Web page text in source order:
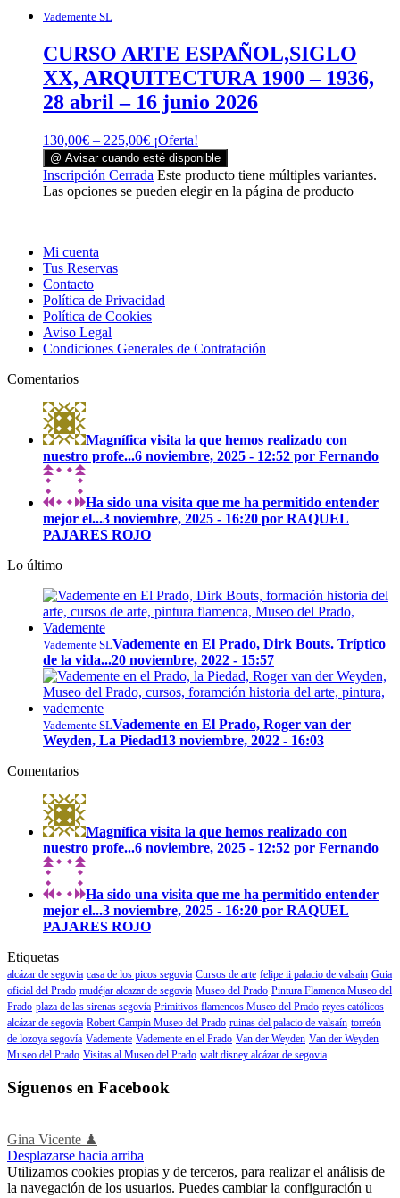
Vademente SL
CURSO ARTE ESPAÑOL,SIGLO
XX, ARQUITECTURA 1900 – 1936,
28 abril – 16 junio 2026
130,00€ – 225,00€ ¡Oferta!
@ Avisar cuando esté disponible
Inscripción Cerrada Este producto tiene múltiples variantes.
Las opciones se pueden elegir en la página de producto
Mi cuenta
Tus Reservas
Contacto
Política de Privacidad
Política de Cookies
Aviso Legal
Condiciones Generales de Contratación
Comentarios
Magnífica visita la que hemos realizado con
nuestro profe...6 noviembre, 2025 - 12:52 por Fernando
Ha sido una visita que me ha permitido entender
mejor el...3 noviembre, 2025 - 16:20 por RAQUEL
PAJARES ROJO
Lo último
Vademente SLVademente en El Prado, Dirk Bouts. Tríptico
de la vida...20 noviembre, 2022 - 15:57
Vademente SLVademente en El Prado, Roger van der
Weyden, La Piedad13 noviembre, 2022 - 16:03
Comentarios
Magnífica visita la que hemos realizado con
nuestro profe...6 noviembre, 2025 - 12:52 por Fernando
Ha sido una visita que me ha permitido entender
mejor el...3 noviembre, 2025 - 16:20 por RAQUEL
PAJARES ROJO
Etiquetas
alcázar de segovia casa de los picos segovia Cursos de arte felipe ii palacio de valsaín Guia
oficial del Prado mudéjar alcazar de segovia Museo del Prado Pintura Flamenca Museo del
Prado plaza de las sirenas segovía Primitivos flamencos Museo del Prado reyes católicos
alcázar de segovia Robert Campin Museo del Prado ruinas del palacio de valsaín torreón
de lozoya segovía Vademente Vademente en el Prado Van der Weyden Van der Weyden
Museo del Prado Visitas al Museo del Prado walt disney alcázar de segovia
Síguenos en Facebook
Gina Vicente ♟
Desplazarse hacia arriba
Utilizamos cookies propias y de terceros, para realizar el análisis de
la navegación de los usuarios. Puedes cambiar la configuración u